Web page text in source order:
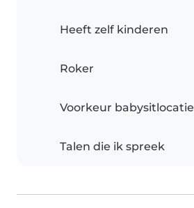
Heeft zelf kinderen
Roker
Voorkeur babysitlocatie
Talen die ik spreek